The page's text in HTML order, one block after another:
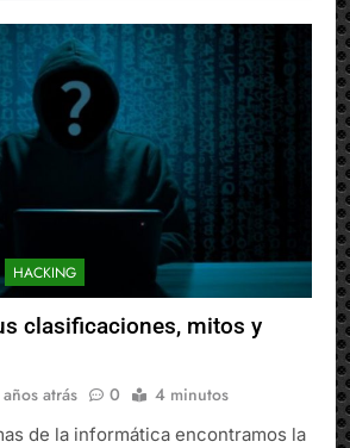
HACKING
clasificaciones, mitos y
atrás 0 4 minutos
de la informática encontramos la